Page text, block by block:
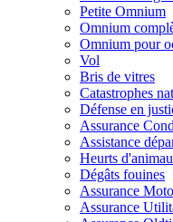
Petite Omnium
Omnium
Omnium pour
Vol
Bris de vitres
Catastrophes
Défense en
Assurance
Assistance
Heurts
Dégâts fouines
Assurance
Assurance